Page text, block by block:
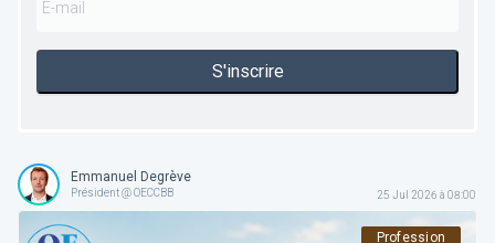
S'inscrire
Emmanuel Degrève
Président @ OECCBB 25 Jul 2026 à 08:00
Profession